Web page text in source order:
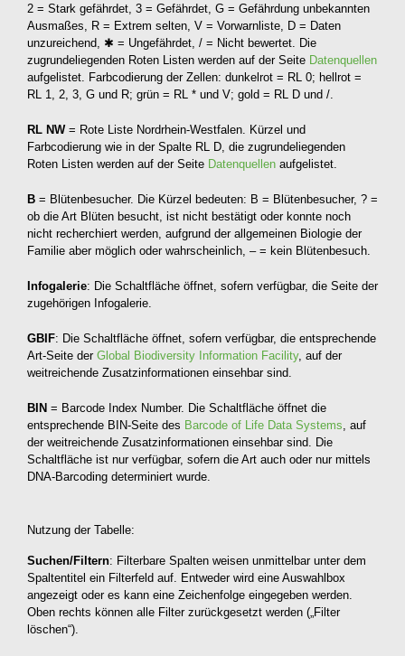
2 = Stark gefährdet, 3 = Gefährdet, G = Gefährdung unbekannten
Ausmaßes, R = Extrem selten, V = Vorwarnliste, D = Daten
unzureichend, ✱ = Ungefährdet, / = Nicht bewertet. Die
zugrundeliegenden Roten Listen werden auf der Seite Datenquellen
aufgelistet. Farbcodierung der Zellen: dunkelrot = RL 0; hellrot =
RL 1, 2, 3, G und R; grün = RL * und V; gold = RL D und /.
RL NW= Rote Liste Nordrhein-Westfalen. Kürzel und
Farbcodierung wie in der Spalte RL D, die zugrundeliegenden
Roten Listen werden auf der Seite Datenquellenaufgelistet.
B= Blütenbesucher. Die Kürzel bedeuten: B = Blütenbesucher, ? =
ob die Art Blüten besucht, ist nicht bestätigt oder konnte noch
nicht recherchiert werden, aufgrund der allgemeinen Biologie der
Familie aber möglich oder wahrscheinlich, – = kein Blütenbesuch.
Infogalerie: Die Schaltfläche öffnet, sofern verfügbar, die Seite der
zugehörigen Infogalerie.
GBIF: Die Schaltfläche öffnet, sofern verfügbar, die entsprechende
Art-Seite der Global Biodiversity Information Facility, auf der
weitreichende Zusatzinformationen einsehbar sind.
BIN = Barcode Index Number. Die Schaltfläche öffnet die
entsprechende BIN-Seite des Barcode of Life Data Systems, auf
der weitreichende Zusatzinformationen einsehbar sind. Die
Schaltfläche ist nur verfügbar, sofern die Art auch oder nur mittels
DNA-Barcoding determiniert wurde.
Nutzung der Tabelle:
Suchen/Filtern: Filterbare Spalten weisen unmittelbar unter dem
Spaltentitel ein Filterfeld auf. Entweder wird eine Auswahlbox
angezeigt oder es kann eine Zeichenfolge eingegeben werden.
Oben rechts können alle Filter zurückgesetzt werden („Filter
löschen“).